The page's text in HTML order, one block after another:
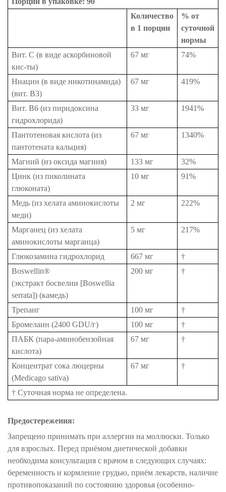
Количество
в 1 порции
% от
суточной
нормы
Вит. C (в виде аскорбиновой
кис-ты)
67 мг 74%
Ниацин (в виде никотинамида)
(вит. B3)
67 мг 419%
Вит. B6 (из пиридоксина
гидрохлорида)
33 мг 1941%
Пантотеновая кислота (из
пантотената кальция)
67 мг 1340%
Магний (из оксида магния) 133 мг
32%
Цинк (из пиколината
глюконата)
10 мг 91%
Медь (из хелата аминокислоты
меди)
2 мг 222%
Марганец (из хелата
аминокислоты марганца)
5 мг 217%
Глюкозамина гидрохлорид 667 мг
†
Boswellin®
(экстракт босвелии [Boswellia
serrata]) (камедь)
200 мг †
Трепанг 100 мг
†
Бромелаин (2400 GDU/г)
100 мг
†
ПАБК (пара-аминобензойная
кислота)
67 мг †
Концентрат сока люцерны
(Medicago sativa)
67 мг †
† Суточная норма не определена.
Предостережения:
Запрещено принимать при аллергии на моллюски. Только
для взрослых. Перед приёмом диетической добавки
необходима консультация с врачом в следующих случаях:
беременность и кормление грудью, приём лекарств, наличие
противопоказаний по состоянию здоровья (особенно-